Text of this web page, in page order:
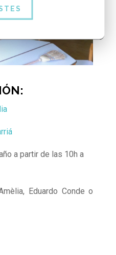
a partir de las 10h a
Eduardo Conde o